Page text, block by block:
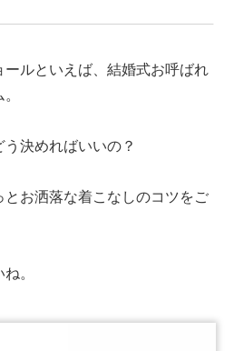
ルといえば、結婚式お呼ばれ
決めればいいの？
お洒落な着こなしのコツをご
。